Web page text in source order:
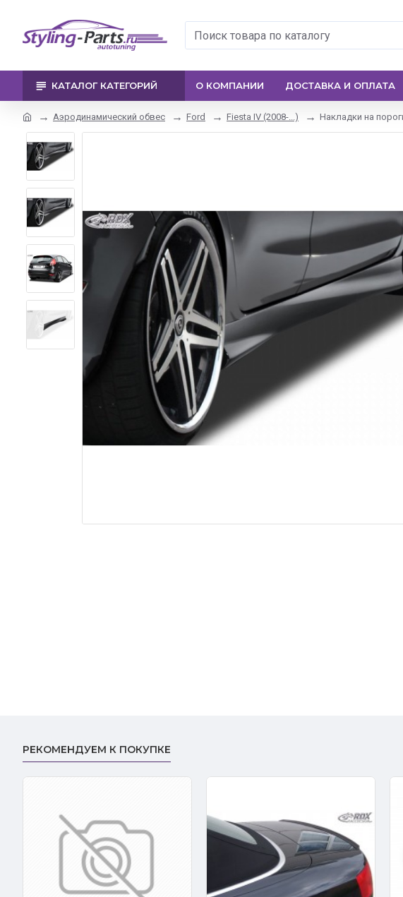
КАТАЛОГ КАТЕГОРИЙ О КОМПАНИИ ДОСТАВКА И ОПЛАТА
Аэродинамический обвес Ford Fiesta IV (2008-...) Накладки на
РЕКОМЕНДУЕМ К ПОКУПКЕ